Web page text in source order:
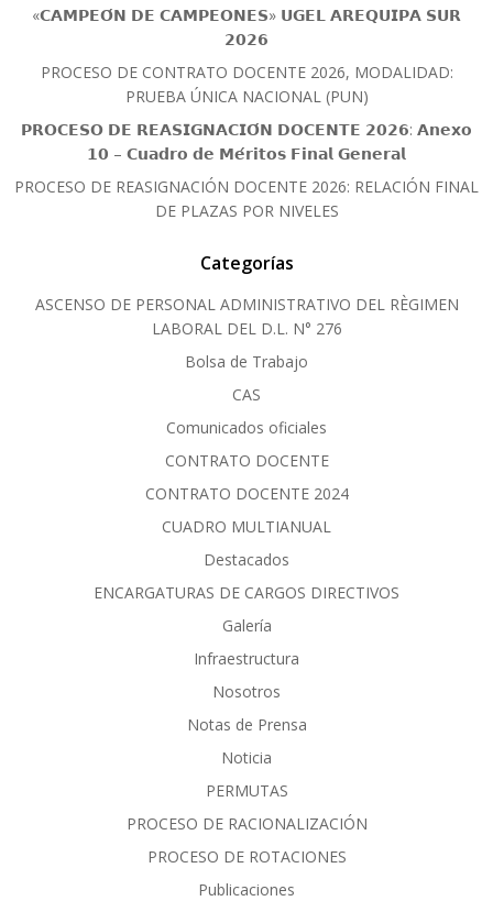
«𝗖𝗔𝗠𝗣𝗘𝗢́𝗡 𝗗𝗘 𝗖𝗔𝗠𝗣𝗘𝗢𝗡𝗘𝗦» 𝗨𝗚𝗘𝗟 𝗔𝗥𝗘𝗤𝗨𝗜𝗣𝗔 𝗦𝗨𝗥
𝟮𝟬𝟮𝟲
PROCESO DE CONTRATO DOCENTE 2026, MODALIDAD:
PRUEBA ÚNICA NACIONAL (PUN)
𝗣𝗥𝗢𝗖𝗘𝗦𝗢 𝗗𝗘 𝗥𝗘𝗔𝗦𝗜𝗚𝗡𝗔𝗖𝗜𝗢́𝗡 𝗗𝗢𝗖𝗘𝗡𝗧𝗘 𝟮𝟬𝟮𝟲: 𝗔𝗻𝗲𝘅𝗼
𝟭𝟬 – 𝗖𝘂𝗮𝗱𝗿𝗼 𝗱𝗲 𝗠𝗲́𝗿𝗶𝘁𝗼𝘀 𝗙𝗶𝗻𝗮𝗹 𝗚𝗲𝗻𝗲𝗿𝗮𝗹
PROCESO DE REASIGNACIÓN DOCENTE 2026: RELACIÓN FINAL
DE PLAZAS POR NIVELES
Categorías
ASCENSO DE PERSONAL ADMINISTRATIVO DEL RÈGIMEN
LABORAL DEL D.L. N° 276
Bolsa de Trabajo
CAS
Comunicados oficiales
CONTRATO DOCENTE
CONTRATO DOCENTE 2024
CUADRO MULTIANUAL
Destacados
ENCARGATURAS DE CARGOS DIRECTIVOS
Galería
Infraestructura
Nosotros
Notas de Prensa
Noticia
PERMUTAS
PROCESO DE RACIONALIZACIÓN
PROCESO DE ROTACIONES
Publicaciones